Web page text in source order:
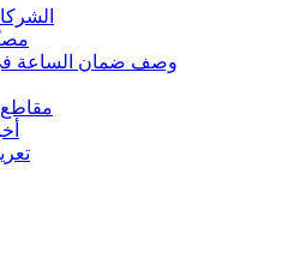
وصف ضمان الساعة فی